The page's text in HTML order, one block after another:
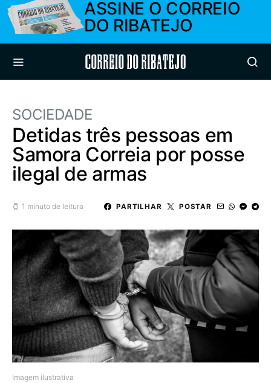
ASSINE O CORREIO
DO RIBATEJO
Correio do Ribatejo
SOCIEDADE
Detidas três pessoas em
Samora Correia por posse
ilegal de armas
1 minuto de leitura PARTILHAR POSTAR
Imagem ilustrativa